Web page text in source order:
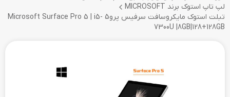
لپ تاپ استوک برند MICROSOFT
تبلت استوک مایکروسافت سرفیس پرو5 Microsoft Surface Pro 5 | i5-
7300U |8GB|128+128GB